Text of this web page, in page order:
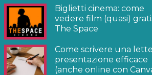
Biglietti cinema: come
vedere film (quasi)
The Space
Come scrivere una
presentazione efficace
(anche online con